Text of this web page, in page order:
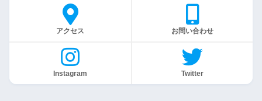
アクセス お問い合わせ
Instagram Twitter